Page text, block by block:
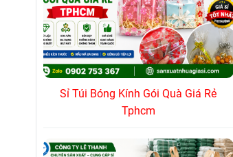
Sỉ Túi Bóng Kính Gói Quà Giá Rẻ
Tphcm